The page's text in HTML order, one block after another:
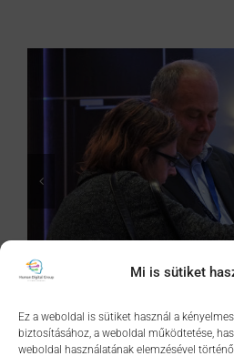
Mi is sütiket
Ez a weboldal is sütiket használ a
biztosításához, a weboldal működtetése,
weboldal használatának elemzésével